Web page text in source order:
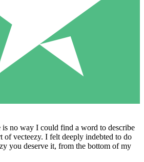
is no way I could find a word to describe
of vecteezy. I felt deeply indebted to do
you deserve it, from the bottom of my